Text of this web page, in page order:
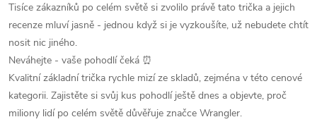
Tisíce zákazníků po celém světě si zvolilo právě tato trička a jejich
recenze mluví jasně - jednou když si je vyzkoušíte, už nebudete chtít
nosit nic jiného.
Neváhejte - vaše pohodlí čeká ⏰
Kvalitní základní trička rychle mizí ze skladů, zejména v této cenové
kategorii. Zajistěte si svůj kus pohodlí ještě dnes a objevte, proč
miliony lidí po celém světě důvěřuje značce Wrangler.